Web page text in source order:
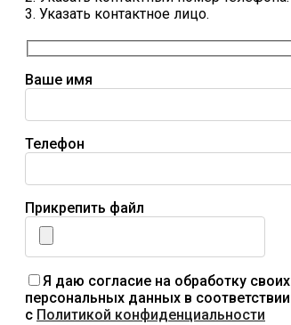
3. Указать контактное лицо.
Ваше имя
Телефон
Прикрепить файл
Я даю согласие на обработку своих
персональных данных в соответствии
с Политикой конфиденциальности